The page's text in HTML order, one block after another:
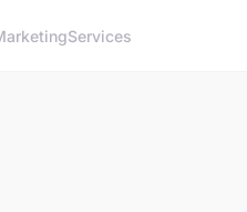
Services